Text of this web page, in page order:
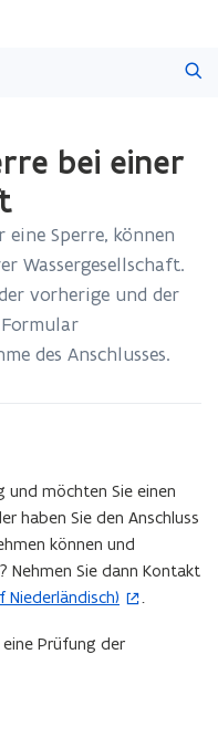
bei einer
eine Sperre, können
Wassergesellschaft.
vorherige und der
des Anschlusses.
und möchten Sie einen
haben Sie den Anschluss
können und
Nehmen Sie dann Kontakt
Niederländisch) .
eine Prüfung der